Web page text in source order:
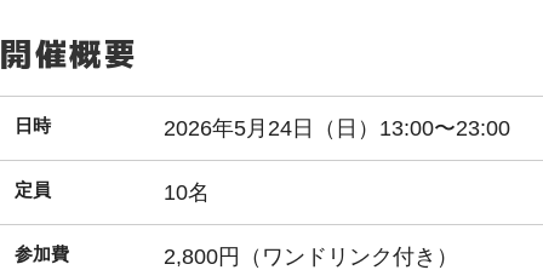
開催概要
日時 2026年5月24日（日）13:00〜23:00
定員 10名
参加費 2,800円（ワンドリンク付き）